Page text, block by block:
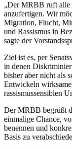
„Der MRBB ruft alle
anzufertigen. Wir
Migration, Flucht,
und Rassismus in
sagte der
Ziel ist es, per
in denen
bisher aber nicht als
Entwickeln
rassismussensiblen
Der MRBB begrüßt
einmalige Chance,
benennen und
Basis zu